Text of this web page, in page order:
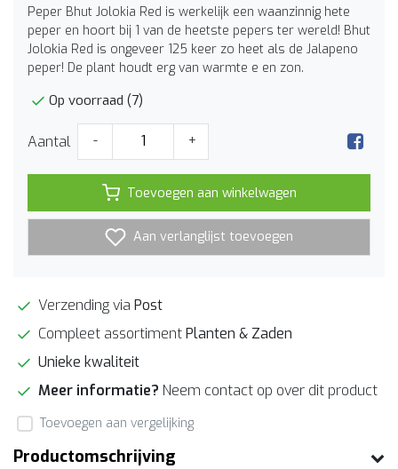
Peper Bhut Jolokia Red is werkelijk een waanzinnig hete
peper en hoort bij 1 van de heetste pepers ter wereld! Bhut
Jolokia Red is ongeveer 125 keer zo heet als de Jalapeno
peper! De plant houdt erg van warmte e en zon.
Op voorraad (7)
Aantal - +
Toevoegen aan winkelwagen
Aan verlanglijst toevoegen
Verzending via Post
Compleet assortimentPlanten & Zaden
Unieke kwaliteit
Meer informatie? Neem contact op over dit product
Toevoegen aan vergelijking
Productomschrijving